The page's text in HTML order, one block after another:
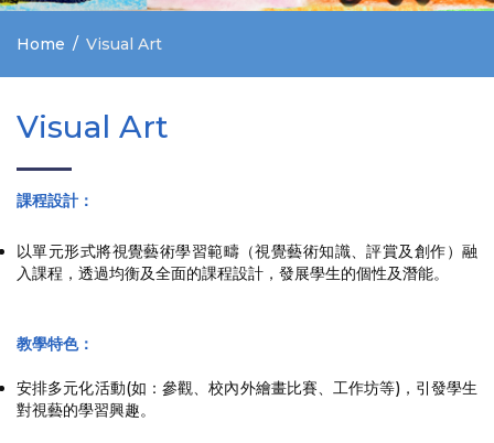
Home Visual Art
Visual Art
課程設計：
以單元形式將視覺藝術學習範疇（視覺藝術知識、評賞及創作）融
入課程，透過均衡及全面的課程設計，發展學生的個性及潛能。
教學特色：
安排多元化活動(如：參觀、校內外繪畫比賽、工作坊等)，引發學生
對視藝的學習興趣。